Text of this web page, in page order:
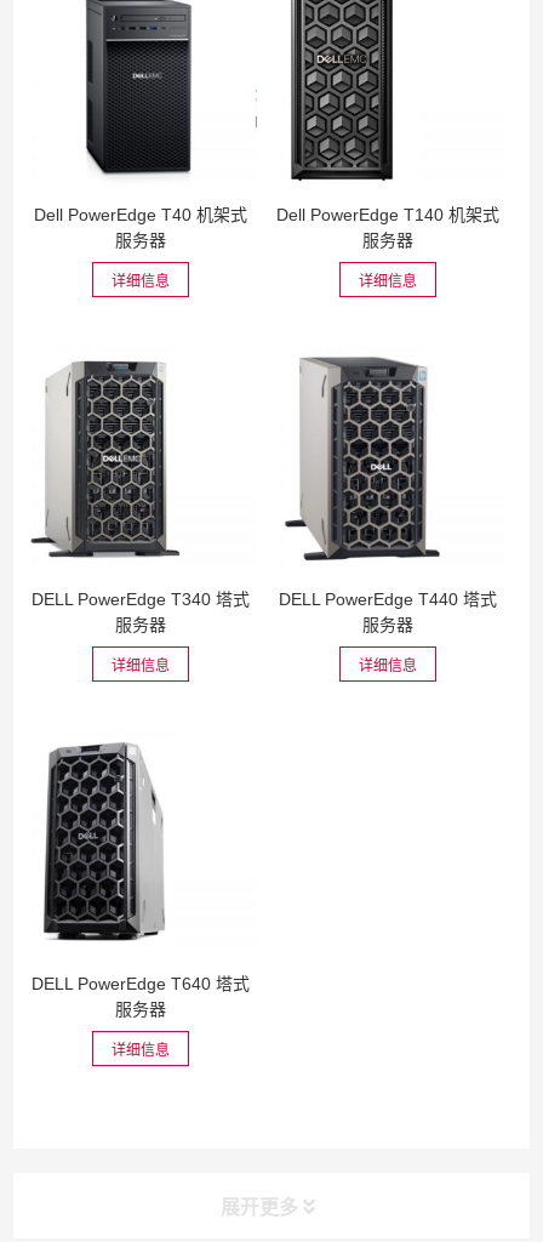
Dell PowerEdge T40 机架式
服务器
详细信息
Dell PowerEdge T140 机架式
服务器
详细信息
DELL PowerEdge T340 塔式
服务器
详细信息
DELL PowerEdge T440 塔式
服务器
详细信息
DELL PowerEdge T640 塔式
服务器
详细信息
展开更多